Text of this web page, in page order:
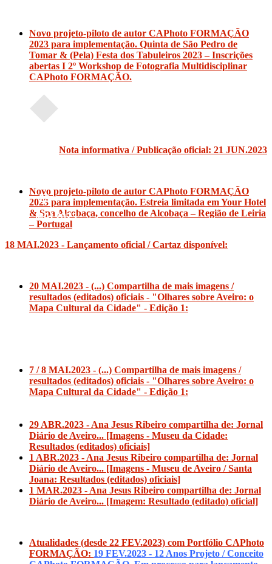
Novo projeto-piloto de autor CAPhoto FORMAÇÃO
2023 para implementação. Quinta de São Pedro de
Tomar & (Pela) Festa dos Tabuleiros 2023 – Inscrições
abertas I 2º Workshop de Fotografia Multidisciplinar
CAPhoto FORMAÇÃO.
Lançamento
oficial
29
MAI.2023
Nota informativa / Publicação oficial: 21 JUN.2023
Novo projeto-piloto de autor CAPhoto FORMAÇÃO
2023 para implementação. Estreia limitada em Your Hotel
& Spa Alcobaça, concelho de Alcobaça – Região de Leiria
– Portugal
18 MAI.2023 - Lançamento oficial / Cartaz disponível:
20 MAI.2023 - (...) Compartilha de mais imagens /
resultados (editados) oficiais - "Olhares sobre Aveiro: o
Mapa Cultural da Cidade" - Edição 1:
7 / 8 MAI.2023 - (...) Compartilha de mais imagens /
resultados (editados) oficiais - "Olhares sobre Aveiro: o
Mapa Cultural da Cidade" - Edição 1:
29 ABR.2023 - Ana Jesus Ribeiro compartilha de: Jornal
Diário de Aveiro... [Imagens - Museu da Cidade:
Resultados (editados) oficiais]
1 ABR.2023 - Ana Jesus Ribeiro compartilha de: Jornal
Diário de Aveiro... [Imagens - Museu de Aveiro / Santa
Joana: Resultados (editados) oficiais]
1 MAR.2023 - Ana Jesus Ribeiro compartilha de: Jornal
Diário de Aveiro... [Imagem: Resultado (editado) oficial]
Atualidades (desde 22 FEV.2023) com Portfólio CAPhoto
FORMAÇÃO: 19 FEV.2023 - 12 Anos Projeto / Conceito